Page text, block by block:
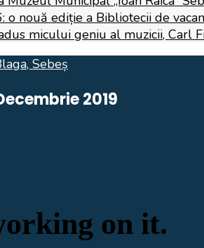
o nouă ediție a Bibliotecii de
micului geniu al muzicii, Carl
2019